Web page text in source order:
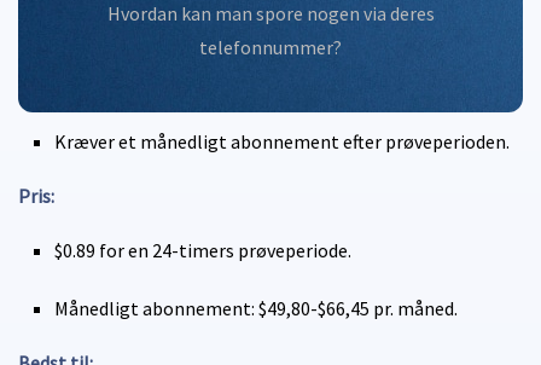
Hvordan kan man spore nogen via deres
telefonnummer?
Kræver et månedligt abonnement efter prøveperioden.
Pris:
$0.89 for en 24-timers prøveperiode.
Månedligt abonnement: $49,80-$66,45 pr. måned.